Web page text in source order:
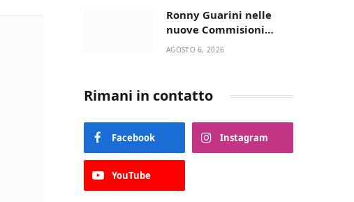
Ronny Guarini nelle
nuove Commisioni
Acisport
AGOSTO 6, 2026
Rimani in contatto
Facebook Instagram
YouTube